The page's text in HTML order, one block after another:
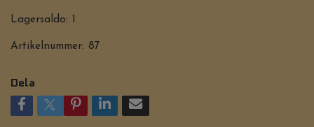
Lagersaldo:
Artikelnummer: 87
Dela